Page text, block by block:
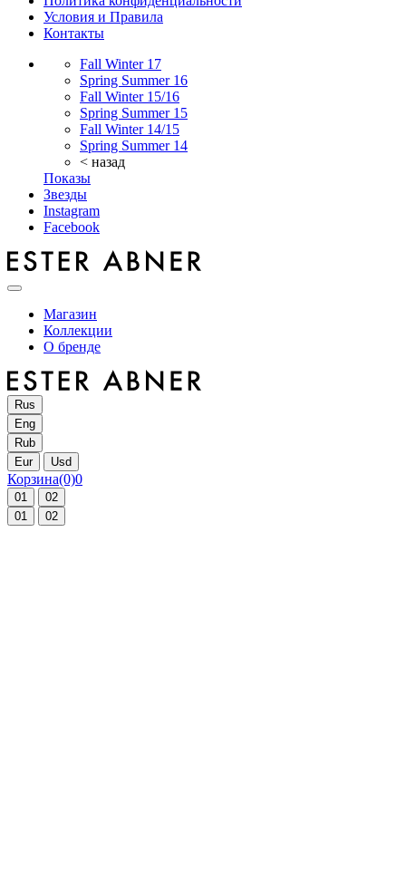
Условия и Правила
Контакты
Fall Winter 17
Spring Summer 16
Fall Winter 15/16
Spring Summer 15
Fall Winter 14/15
Spring Summer 14
< назад
Показы
Звезды
Instagram
Facebook
Магазин
Коллекции
О бренде
Rus
Eng
Rub
Eur
Usd
Корзина(0)0
01
02
01
02